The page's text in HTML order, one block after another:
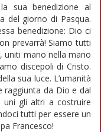
sua benedizione al
del giorno di Pasqua.
benedizione: Dio ci
prevarrà! Siamo tutti
uniti mano nella mano
discepoli di Cristo.
sua luce. L’umanità
raggiunta da Dio e dal
uni gli altri a costruire
tutti per essere un
Francesco!